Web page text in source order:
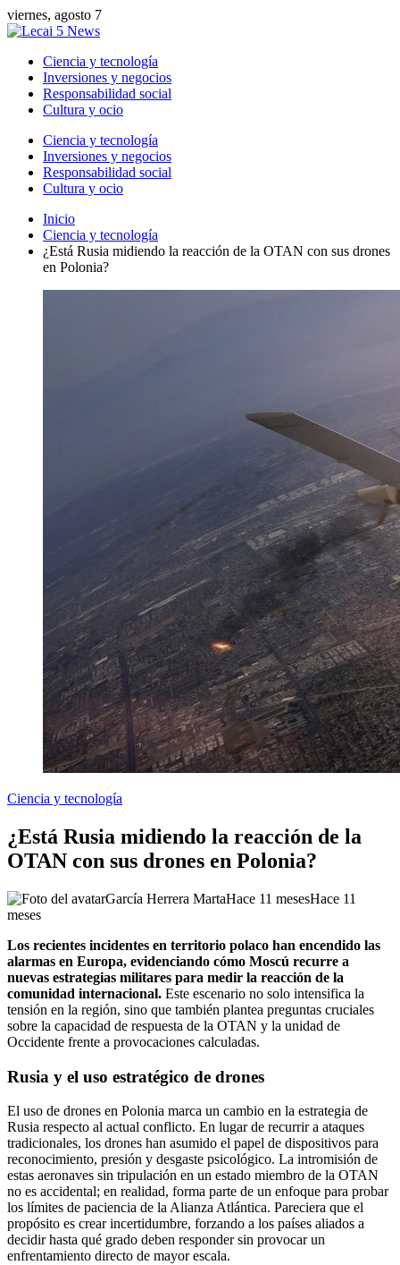
viernes, agosto 7
Ciencia y tecnología
Inversiones y negocios
Responsabilidad social
Cultura y ocio
Ciencia y tecnología
Inversiones y negocios
Responsabilidad social
Cultura y ocio
Inicio
Ciencia y tecnología
¿Está Rusia midiendo la reacción de la OTAN con sus drones
en Polonia?
Ciencia y tecnología
¿Está Rusia midiendo la reacción de la
OTAN con sus drones en Polonia?
García Herrera MartaHace 11 mesesHace 11
meses
Los recientes incidentes en territorio polaco han encendido las
alarmas en Europa, evidenciando cómo Moscú recurre a
nuevas estrategias militares para medir la reacción de la
comunidad internacional. Este escenario no solo intensifica la
tensión en la región, sino que también plantea preguntas cruciales
sobre la capacidad de respuesta de la OTAN y la unidad de
Occidente frente a provocaciones calculadas.
Rusia y el uso estratégico de drones
El uso de drones en Polonia marca un cambio en la estrategia de
Rusia respecto al actual conflicto. En lugar de recurrir a ataques
tradicionales, los drones han asumido el papel de dispositivos para
reconocimiento, presión y desgaste psicológico. La intromisión de
estas aeronaves sin tripulación en un estado miembro de la OTAN
no es accidental; en realidad, forma parte de un enfoque para probar
los límites de paciencia de la Alianza Atlántica. Pareciera que el
propósito es crear incertidumbre, forzando a los países aliados a
decidir hasta qué grado deben responder sin provocar un
enfrentamiento directo de mayor escala.